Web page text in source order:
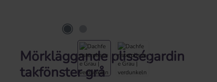
Mörkläggande plisségardin
takfönster grå